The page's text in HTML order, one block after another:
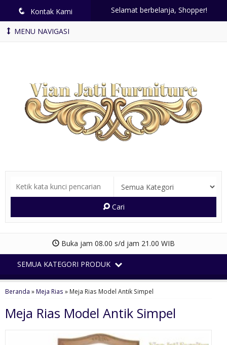
q Kontak Kami Selamat berbelanja, Shopper!
MENU NAVIGASI
Cari
Buka jam 08.00 s/d jam 21.00 WIB
SEMUA KATEGORI PRODUK
Beranda » Meja Rias » Meja Rias Model Antik Simpel
Meja Rias Model Antik Simpel